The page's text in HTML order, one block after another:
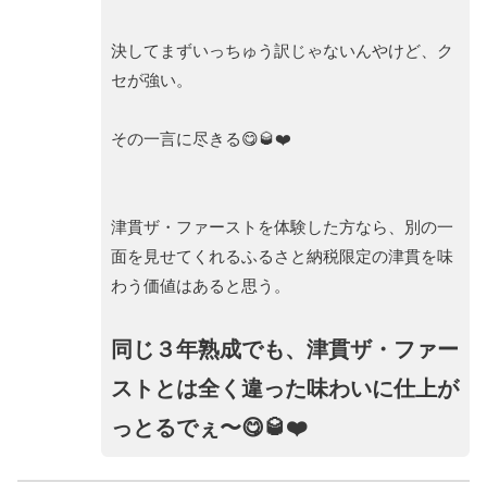
決してまずいっちゅう訳じゃないんやけど、ク
セが強い。
その一言に尽きる😋🥃❤️
津貫ザ・ファーストを体験した方なら、別の一
面を見せてくれるふるさと納税限定の津貫を味
わう価値はあると思う。
同じ３年熟成でも、津貫ザ・ファー
ストとは全く違った味わいに仕上が
っとるでぇ〜😋🥃❤️